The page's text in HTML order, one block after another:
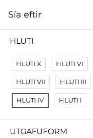
Sía eftir
Engar
Sía eftir
HLUTI
HLUTI X HLUTI VI
HLUTI VII HLUTI III
HLUTI IV HLUTI I
UTGAFUFORM